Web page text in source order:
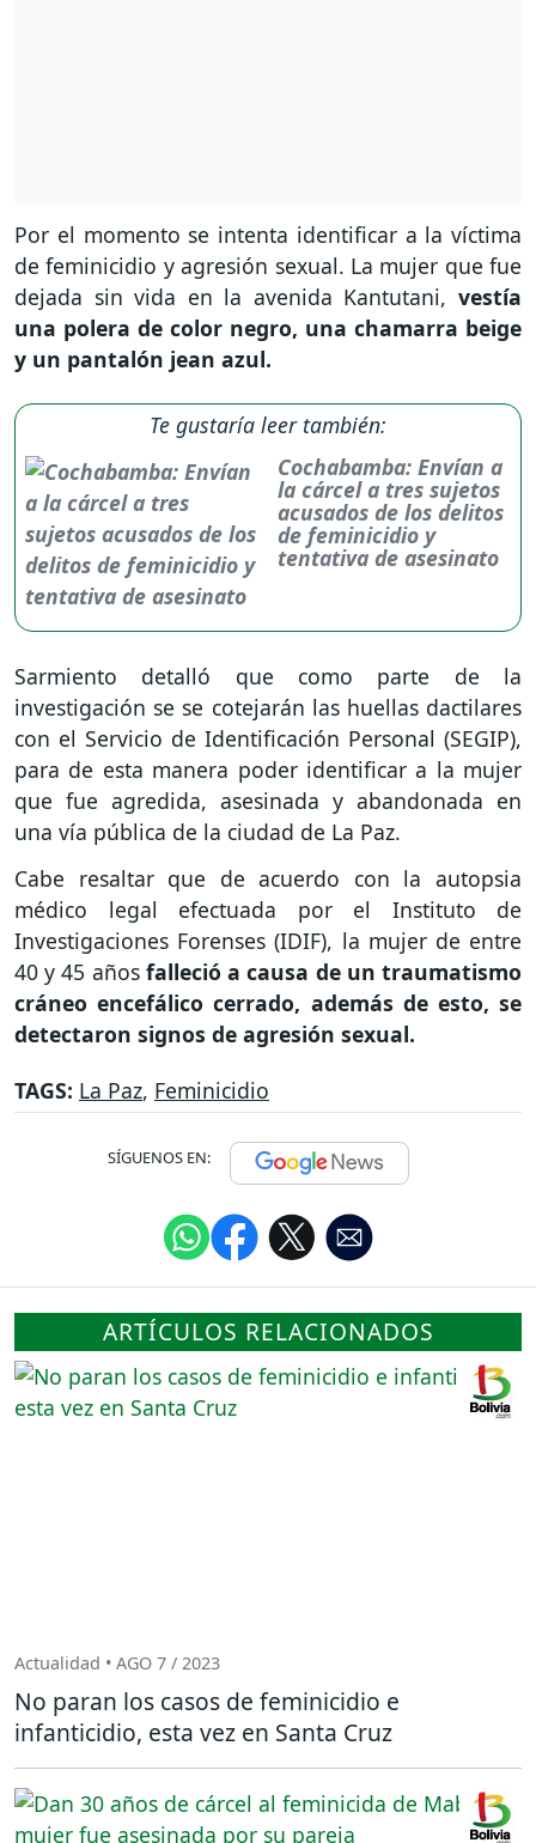
Por el momento se intenta identificar a la víctima
de feminicidio y agresión sexual. La mujer que fue
dejada sin vida en la avenida Kantutani, vestía
una polera de color negro, una chamarra beige
y un pantalón jean azul.
Te gustaría leer también:
Cochabamba: Envían a
la cárcel a tres sujetos
acusados de los delitos
de feminicidio y
tentativa de asesinato
Sarmiento detalló que como parte de la
investigación se se cotejarán las huellas dactilares
con el Servicio de Identificación Personal (SEGIP),
para de esta manera poder identificar a la mujer
que fue agredida, asesinada y abandonada en
una vía pública de la ciudad de La Paz.
Cabe resaltar que de acuerdo con la autopsia
médico legal efectuada por el Instituto de
Investigaciones Forenses (IDIF), la mujer de entre
40 y 45 años falleció a causa de un traumatismo
cráneo encefálico cerrado, además de esto, se
detectaron signos de agresión sexual.
TAGS: La Paz, Feminicidio
SÍGUENOS EN:
ARTÍCULOS RELACIONADOS
Actualidad • AGO 7 / 2023
No paran los casos de feminicidio e
infanticidio, esta vez en Santa Cruz